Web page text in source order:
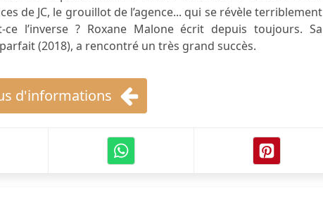
de JC, le grouillot de l’agence... qui se révèle terriblement
l’inverse ? Roxane Malone écrit depuis toujours. Sa
(2018), a rencontré un très grand succès.
d'informations